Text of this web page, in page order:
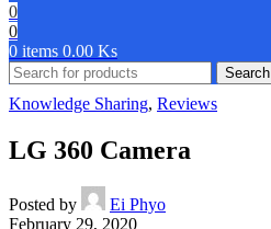
0
0
0 items 0.00 Ks
Search
Knowledge Sharing, Reviews
LG 360 Camera
Posted by
Ei Phyo
February 29, 2020